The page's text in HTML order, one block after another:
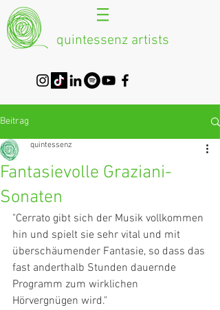
quintessenz artists
Beitrag
Fantasievolle Graziani-
Sonaten
quintessenz
"Cerrato gibt sich der Musik vollkommen
hin und spielt sie sehr vital und mit
überschäumender Fantasie, so dass das
fast anderthalb Stunden dauernde
Programm zum wirklichen
Hörvergnügen wird."